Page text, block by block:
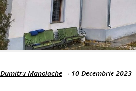
Dumitru Manolache - 10 Decembrie 2023